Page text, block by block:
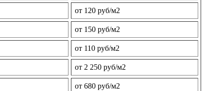
от 120 руб/м2
от 150 руб/м2
от 110 руб/м2
от 2 250 руб/м2
от 680 руб/м2